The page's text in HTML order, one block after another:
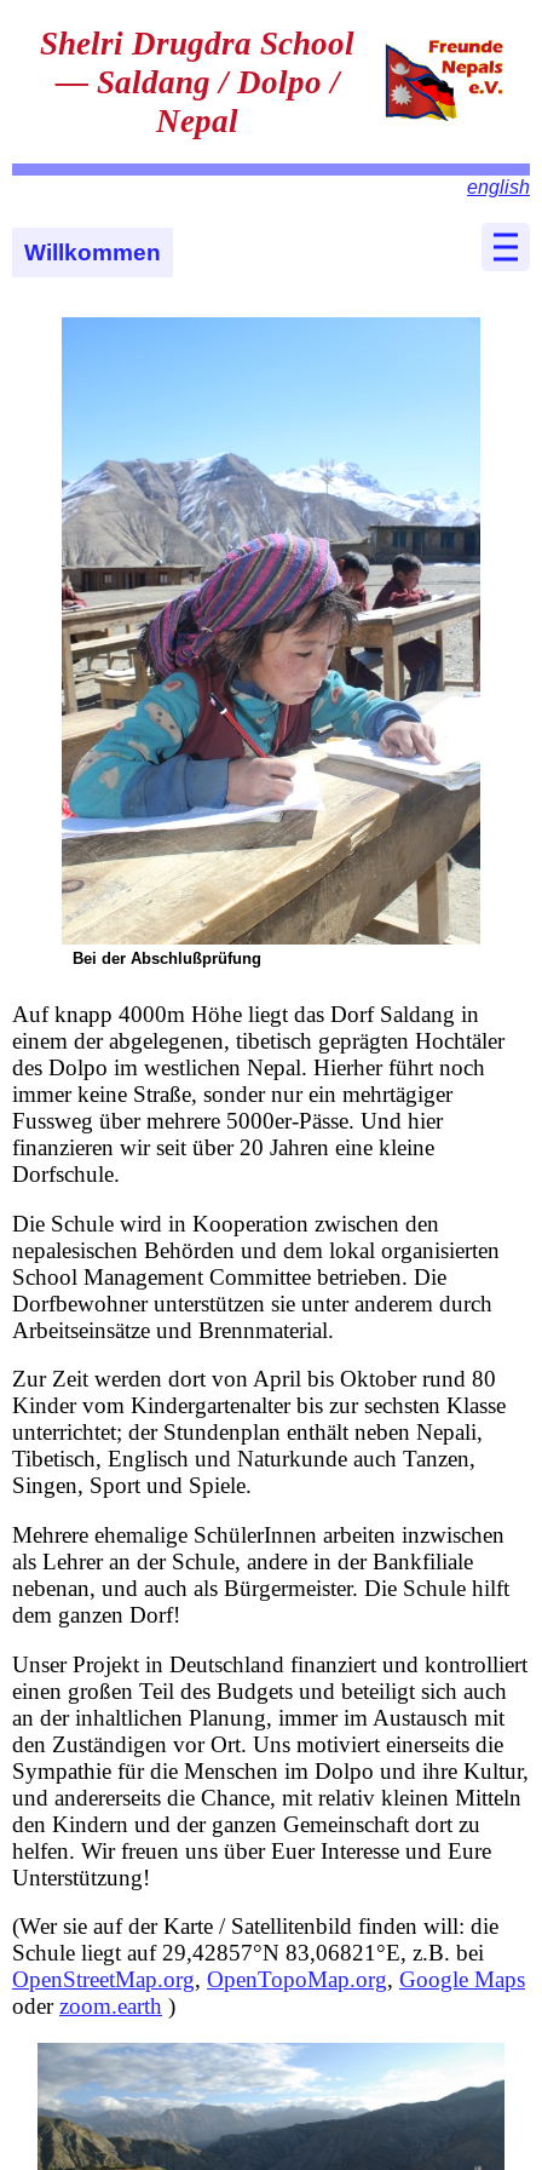
Shelri Drugdra School
— Saldang / Dolpo /
Nepal
english
Willkommen
Bei der Abschlußprüfung
Auf knapp 4000m Höhe liegt das Dorf Saldang in
einem der abgelegenen, tibetisch geprägten Hochtäler
des Dolpo im westlichen Nepal. Hierher führt noch
immer keine Straße, sonder nur ein mehrtägiger
Fussweg über mehrere 5000er-Pässe. Und hier
finanzieren wir seit über 20 Jahren eine kleine
Dorfschule.
Die Schule wird in Kooperation zwischen den
nepalesischen Behörden und dem lokal organisierten
School Management Committee betrieben. Die
Dorfbewohner unterstützen sie unter anderem durch
Arbeitseinsätze und Brennmaterial.
Zur Zeit werden dort von April bis Oktober rund 80
Kinder vom Kindergartenalter bis zur sechsten Klasse
unterrichtet; der Stundenplan enthält neben Nepali,
Tibetisch, Englisch und Naturkunde auch Tanzen,
Singen, Sport und Spiele.
Mehrere ehemalige SchülerInnen arbeiten inzwischen
als Lehrer an der Schule, andere in der Bankfiliale
nebenan, und auch als Bürgermeister. Die Schule hilft
dem ganzen Dorf!
Unser Projekt in Deutschland finanziert und kontrolliert
einen großen Teil des Budgets und beteiligt sich auch
an der inhaltlichen Planung, immer im Austausch mit
den Zuständigen vor Ort. Uns motiviert einerseits die
Sympathie für die Menschen im Dolpo und ihre Kultur,
und andererseits die Chance, mit relativ kleinen Mitteln
den Kindern und der ganzen Gemeinschaft dort zu
helfen. Wir freuen uns über Euer Interesse und Eure
Unterstützung!
(Wer sie auf der Karte / Satellitenbild finden will: die
Schule liegt auf 29,42857°N 83,06821°E, z.B. bei
OpenStreetMap.org, OpenTopoMap.org, Google Maps
oderzoom.earth )